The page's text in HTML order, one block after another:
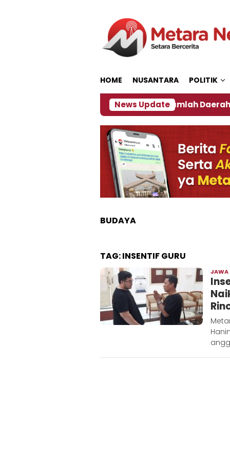
HOME NUSANTARA POLITIK
News Update
Dampak El Nino, Sejumlah Daerah di Jember
BUDAYA
TAG:INSENTIF GURU
JAWA